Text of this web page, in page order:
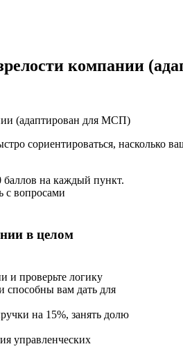
компании
(адаптирован для МСП)
сориентироваться, насколько
баллов на каждый пункт.
с вопросами
в целом
и проверьте логику
способны вам дать для
на 15%, занять долю
управленческих